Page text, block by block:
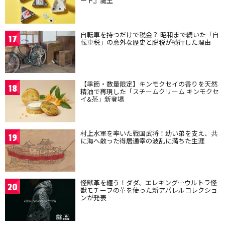
17 自転車を持つだけで税金？ 昭和まで続いた「自
転車税」の意外な歴史と脱税が横行した理由
18 【季節・数量限定】キンモクセイの香りを天然
精油で再現した「スチームクリーム キンモクセ
イ&茶」新登場
19 村上水軍を率いた戦国武将！幼い弟を支え、共
に海へ散った得居通幸の波乱に満ちた生涯
20 怪獣革を纏う！ダダ、エレキング…ウルトラ怪
獣モチーフの革を使った新アパレルコレクショ
ンが発表